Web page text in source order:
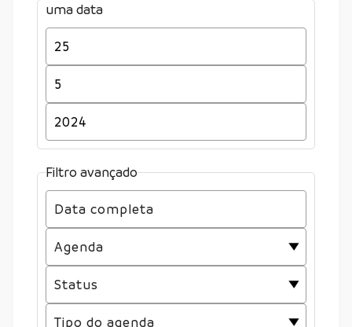
uma data
Filtro avançado